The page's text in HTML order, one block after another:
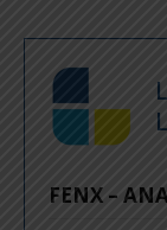
FENX –